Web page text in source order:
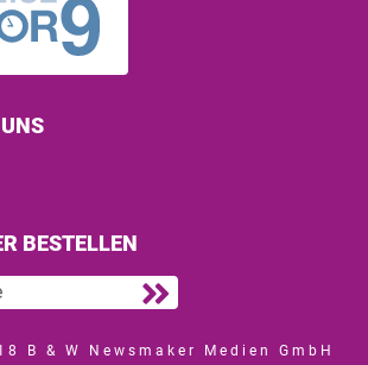
on Facebook
us on Twitter
BESTELLEN
B & W Newsmaker Medien GmbH